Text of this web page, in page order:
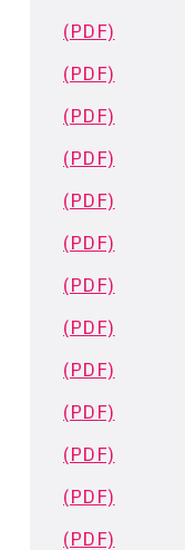
(PDF)
(PDF)
(PDF)
(PDF)
(PDF)
(PDF)
(PDF)
(PDF)
(PDF)
(PDF)
(PDF)
(PDF)
(PDF)